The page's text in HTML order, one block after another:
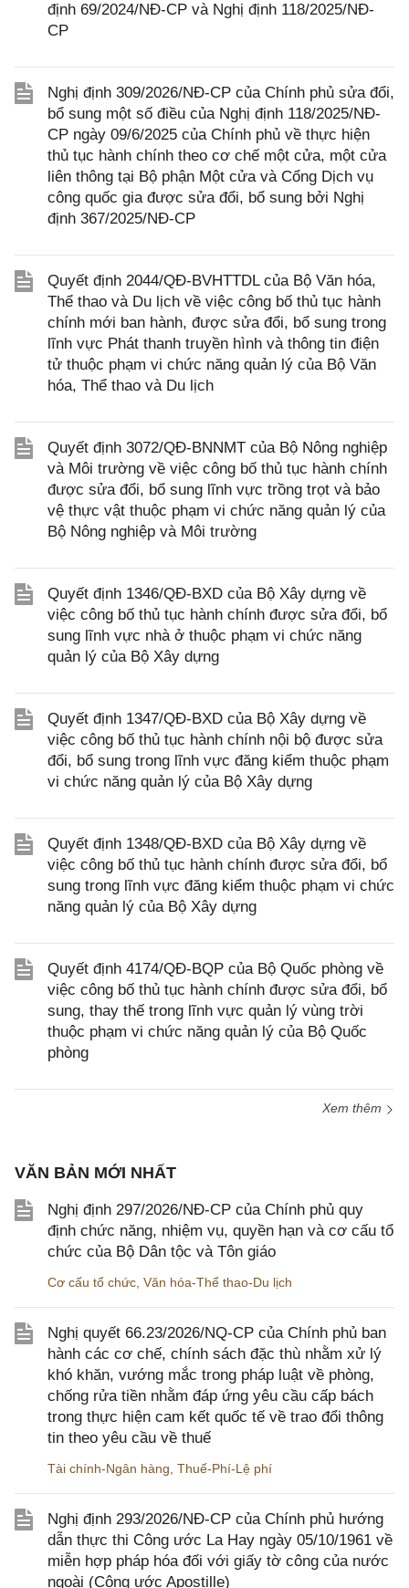
định 69/2024/NĐ-CP và Nghị định 118/2025/NĐ-
CP
Nghị định 309/2026/NĐ-CP của Chính phủ sửa đổi,
bổ sung một số điều của Nghị định 118/2025/NĐ-
CP ngày 09/6/2025 của Chính phủ về thực hiện
thủ tục hành chính theo cơ chế một cửa, một cửa
liên thông tại Bộ phận Một cửa và Cổng Dịch vụ
công quốc gia được sửa đổi, bổ sung bởi Nghị
định 367/2025/NĐ-CP
Quyết định 2044/QĐ-BVHTTDL của Bộ Văn hóa,
Thể thao và Du lịch về việc công bố thủ tục hành
chính mới ban hành, được sửa đổi, bổ sung trong
lĩnh vực Phát thanh truyền hình và thông tin điện
tử thuộc phạm vi chức năng quản lý của Bộ Văn
hóa, Thể thao và Du lịch
Quyết định 3072/QĐ-BNNMT của Bộ Nông nghiệp
và Môi trường về việc công bố thủ tục hành chính
được sửa đổi, bổ sung lĩnh vực trồng trọt và bảo
vệ thực vật thuộc phạm vi chức năng quản lý của
Bộ Nông nghiệp và Môi trường
Quyết định 1346/QĐ-BXD của Bộ Xây dựng về
việc công bố thủ tục hành chính được sửa đổi, bổ
sung lĩnh vực nhà ở thuộc phạm vi chức năng
quản lý của Bộ Xây dựng
Quyết định 1347/QĐ-BXD của Bộ Xây dựng về
việc công bố thủ tục hành chính nội bộ được sửa
đổi, bổ sung trong lĩnh vực đăng kiểm thuộc phạm
vi chức năng quản lý của Bộ Xây dựng
Quyết định 1348/QĐ-BXD của Bộ Xây dựng về
việc công bố thủ tục hành chính được sửa đổi, bổ
sung trong lĩnh vực đăng kiểm thuộc phạm vi chức
năng quản lý của Bộ Xây dựng
Quyết định 4174/QĐ-BQP của Bộ Quốc phòng về
việc công bố thủ tục hành chính được sửa đổi, bổ
sung, thay thế trong lĩnh vực quản lý vùng trời
thuộc phạm vi chức năng quản lý của Bộ Quốc
phòng
Xem thêm
VĂN BẢN MỚI NHẤT
Nghị định 297/2026/NĐ-CP của Chính phủ quy
định chức năng, nhiệm vụ, quyền hạn và cơ cấu tổ
chức của Bộ Dân tộc và Tôn giáo
Cơ cấu tổ chức, Văn hóa-Thể thao-Du lịch
Nghị quyết 66.23/2026/NQ-CP của Chính phủ ban
hành các cơ chế, chính sách đặc thù nhằm xử lý
khó khăn, vướng mắc trong pháp luật về phòng,
chống rửa tiền nhằm đáp ứng yêu cầu cấp bách
trong thực hiện cam kết quốc tế về trao đổi thông
tin theo yêu cầu về thuế
Tài chính-Ngân hàng, Thuế-Phí-Lệ phí
Nghị định 293/2026/NĐ-CP của Chính phủ hướng
dẫn thực thi Công ước La Hay ngày 05/10/1961 về
miễn hợp pháp hóa đối với giấy tờ công của nước
ngoài (Công ước Apostille)